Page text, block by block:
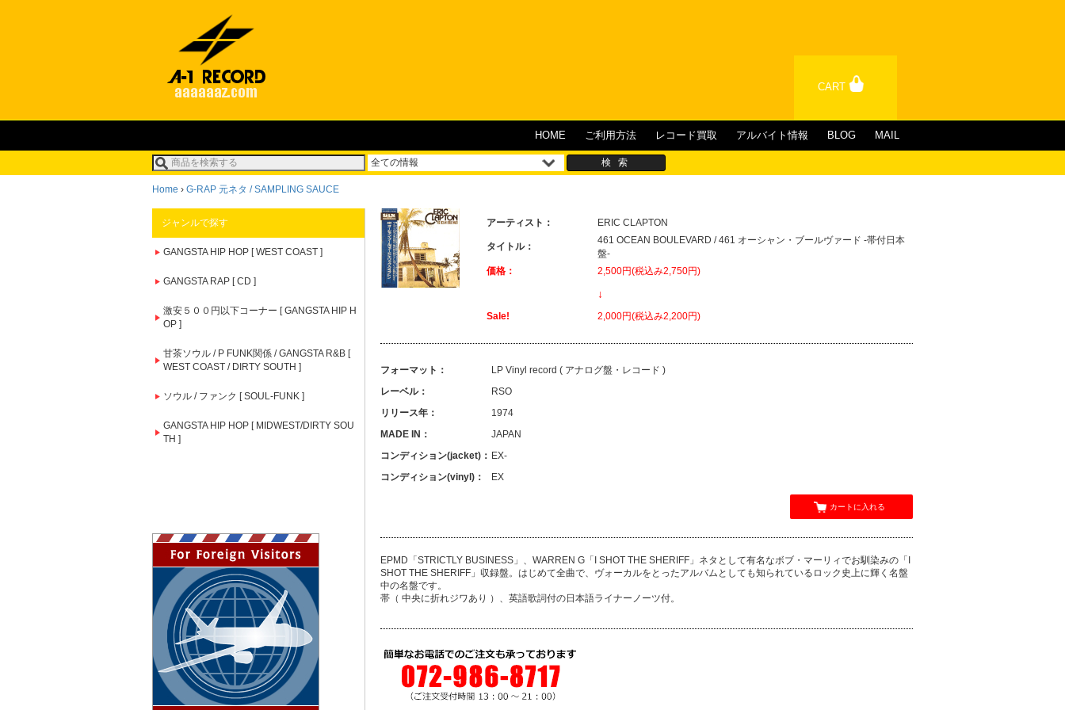
CART
HOME ご利用方法 レコード買取 アルバイト情報 BLOG MAIL
Home › G-RAP 元ネタ / SAMPLING SAUCE
ジャンルで探す
GANGSTA HIP HOP [ WEST COAST ]
GANGSTA RAP [ CD ]
激安５００円以下コーナー [ GANGSTA HIP H
OP ]
甘茶ソウル / P FUNK関係 / GANGSTA R&B [
WEST COAST / DIRTY SOUTH ]
ソウル / ファンク [ SOUL-FUNK ]
GANGSTA HIP HOP [ MIDWEST/DIRTY SOU
TH ]
アーティスト： ERIC CLAPTON
タイトル：
461 OCEAN BOULEVARD / 461 オーシャン・ブールヴァード -帯付日本
盤-
価格：
2,500円(税込み2,750円)
↓
Sale! 2,000円(税込み2,200円)
フォーマット：
LP Vinyl record ( アナログ盤・レコード )
レーベル：
RSO
リリース年：
1974
MADE IN：
JAPAN
コンディション(jacket)： EX-
コンディション(vinyl)：
EX
カートに入れる
EPMD「STRICTLY BUSINESS」、WARREN G「I SHOT THE SHERIFF」ネタとして有名なボブ・マーリィでお馴染みの「I
SHOT THE SHERIFF」収録盤。はじめて全曲で、ヴォーカルをとったアルバムとしても知られているロック史上に輝く名盤
中の名盤です。
帯（ 中央に折れジワあり ）、英語歌詞付の日本語ライナーノーツ付。